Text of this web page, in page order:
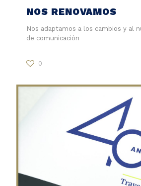
NOS RENOVAMOS
Nos adaptamos a los cambios y al
de comunicación
0